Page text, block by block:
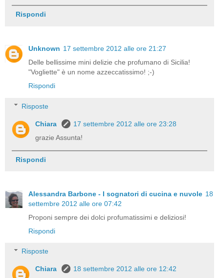
Rispondi
Unknown 17 settembre 2012 alle ore 21:27
Delle bellissime mini delizie che profumano di Sicilia!
"Vogliette" è un nome azzeccatissimo! ;-)
Rispondi
Risposte
Chiara
17 settembre 2012 alle ore 23:28
grazie Assunta!
Rispondi
Alessandra Barbone - I sognatori di cucina e nuvole 18
settembre 2012 alle ore 07:42
Proponi sempre dei dolci profumatissimi e deliziosi!
Rispondi
Risposte
Chiara
18 settembre 2012 alle ore 12:42